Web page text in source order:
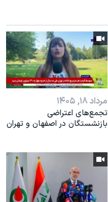
مرداد ۱۸, ۱۴۰۵
تجمع‌های اعتراضی
بازنشستگان در اصفهان و تهران